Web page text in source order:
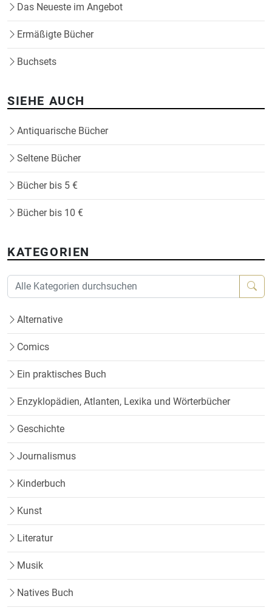
Das Neueste im Angebot
Ermäßigte Bücher
Buchsets
SIEHE AUCH
Antiquarische Bücher
Seltene Bücher
Bücher bis 5 €
Bücher bis 10 €
KATEGORIEN
Alternative
Comics
Ein praktisches Buch
Enzyklopädien, Atlanten, Lexika und Wörterbücher
Geschichte
Journalismus
Kinderbuch
Kunst
Literatur
Musik
Natives Buch